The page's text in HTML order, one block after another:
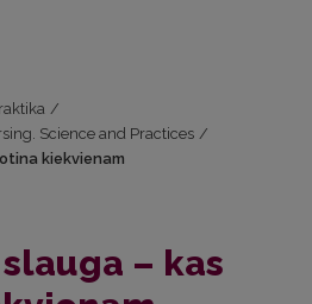
/
Science and Practices /
kiekvienam
– kas